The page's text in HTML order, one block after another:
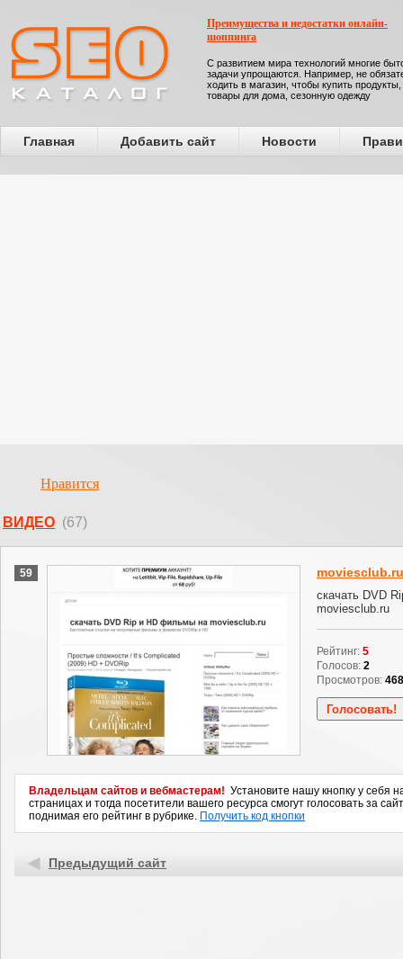
Преимущества и недостатки онлайн-
шоппинга
С развитием мира технологий многие
задачи упрощаются. Например, не
ходить в магазин, чтобы купить продукты,
товары для дома, сезонную одежду
Главная Добавить сайт Новости
Нравится
ВИДЕО (67)
59 moviesclub.ru
скачать DVD
moviesclub.ru
Рейтинг: 5
Голосов: 2
Просмотров:
Владельцам сайтов и вебмастерам! Установите нашу кнопку у себя
страницах и тогда посетители вашего ресурса смогут голосовать за
поднимая его рейтинг в рубрике. Получить код кнопки
Предыдущий сайт